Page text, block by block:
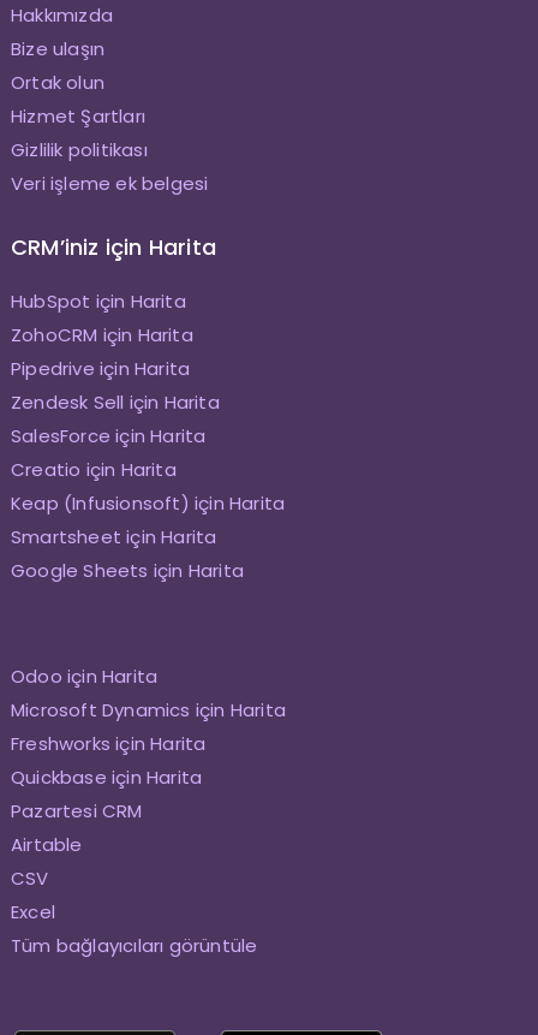
Hakkımızda
Bize ulaşın
Ortak olun
Hizmet Şartları
Gizlilik politikası
Veri işleme ek belgesi
CRM’iniz için Harita
HubSpot için Harita
ZohoCRM için Harita
Pipedrive için Harita
Zendesk Sell için Harita
SalesForce için Harita
Creatio için Harita
Keap (Infusionsoft) için Harita
Smartsheet için Harita
Google Sheets için Harita
Odoo için Harita
Microsoft Dynamics için Harita
Freshworks için Harita
Quickbase için Harita
Pazartesi CRM
Airtable
CSV
Excel
Tüm bağlayıcıları görüntüle